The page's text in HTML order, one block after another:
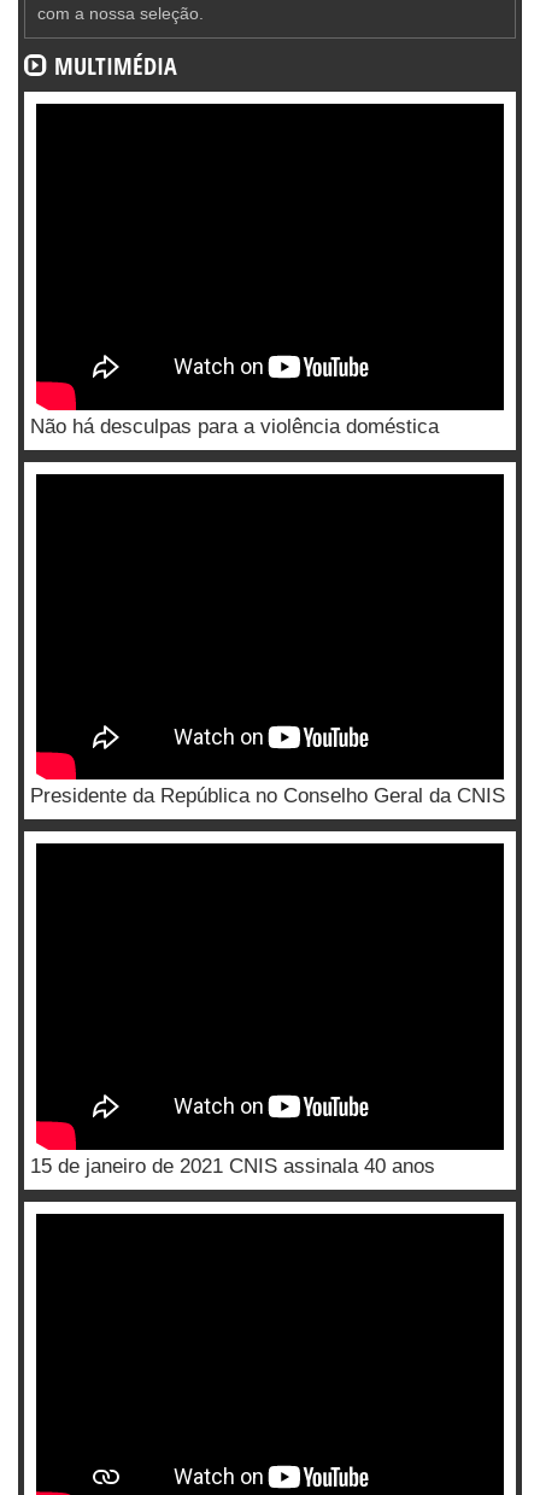
com a nossa seleção.
MULTIMÉDIA
Não há desculpas para a violência doméstica
Presidente da República no Conselho Geral da CNIS
15 de janeiro de 2021 CNIS assinala 40 anos